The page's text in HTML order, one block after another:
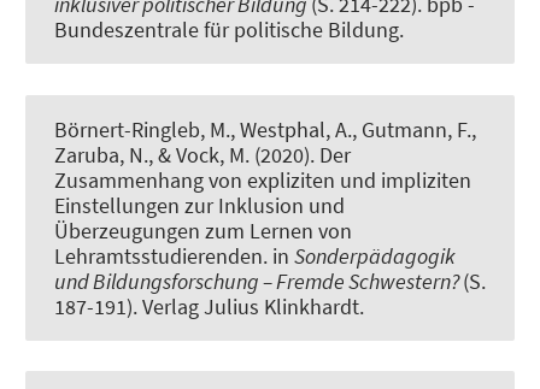
Bundeszentrale für politische Bildung.
Börnert-Ringleb, M., Westphal, A., Gutmann, F.,
Zaruba, N., & Vock, M. (2020). Der
Zusammenhang von expliziten und impliziten
Einstellungen zur Inklusion und
Überzeugungen zum Lernen von
Lehramtsstudierenden. in Sonderpädagogik
und Bildungsforschung – Fremde Schwestern?(S.
187-191). Verlag Julius Klinkhardt.